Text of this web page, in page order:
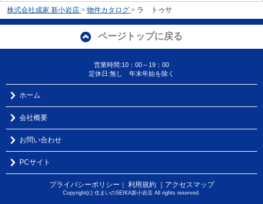
株式会社成家 新小岩店 > 物件カタログ > ラ トゥサ
ページトップに戻る
営業時間:10：00～19：00
定休日:無し 年末年始を除く
ホーム
会社概要
お問い合わせ
PCサイト
プライバシーポリシー 利用規約 ｜アクセスマップ
Copyright(c) 住まいのSEIKA新小岩店 All rights reserved.